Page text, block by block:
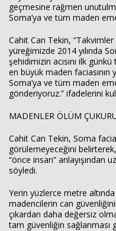
geçmesine rağmen
Soma’ya ve tüm maden
Cahit Can Tekin, “Takvimler
yüreğimizde 2014 yılında
şehidimizin acısını ilk
en büyük maden faciasının
Soma’ya ve tüm maden
gönderiyoruz.” ifadelerini
MADENLER ÖLÜM
Cahit Can Tekin, Soma
görülemeyeceğini
“önce insan” anlayışından
söyledi.
Yerin yüzlerce metre
madencilerin can
çıkardan daha değersiz
tam güvenliğin sağlanması